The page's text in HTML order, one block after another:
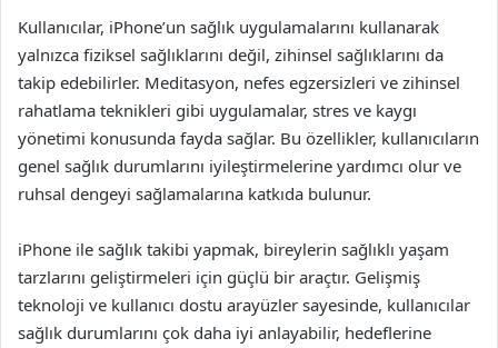
Kullanıcılar, iPhone’un sağlık uygulamalarını kullanarak
yalnızca fiziksel sağlıklarını değil, zihinsel sağlıklarını da
takip edebilirler. Meditasyon, nefes egzersizleri ve zihinsel
rahatlama teknikleri gibi uygulamalar, stres ve kaygı
yönetimi konusunda fayda sağlar. Bu özellikler, kullanıcıların
genel sağlık durumlarını iyileştirmelerine yardımcı olur ve
ruhsal dengeyi sağlamalarına katkıda bulunur.
iPhone ile sağlık takibi yapmak, bireylerin sağlıklı yaşam
tarzlarını geliştirmeleri için güçlü bir araçtır. Gelişmiş
teknoloji ve kullanıcı dostu arayüzler sayesinde, kullanıcılar
sağlık durumlarını çok daha iyi anlayabilir, hedeflerine